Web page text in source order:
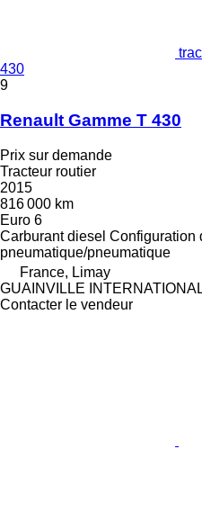
430
9
Renault Gamme T 430
Prix sur demande
Tracteur routier
2015
816 000 km
Euro 6
Carburant diesel Configuration
pneumatique/pneumatique
France, Limay
GUAINVILLE
Contacter le vendeur